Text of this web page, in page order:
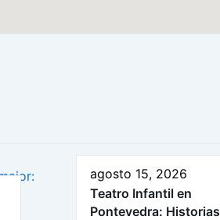
agosto 15, 2026
Teatro Infantil en
Pontevedra: Historias